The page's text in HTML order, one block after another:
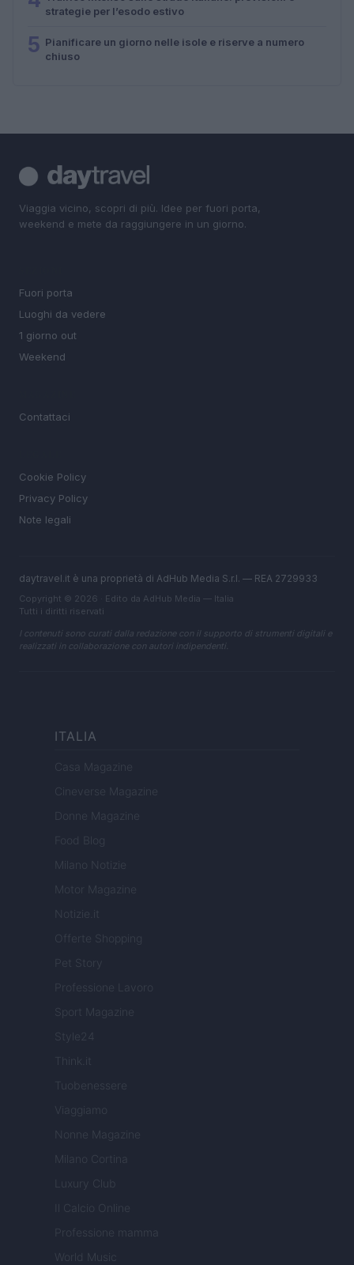
strategie per l’esodo estivo
5 Pianificare un giorno nelle isole e riserve a numero
chiuso
Viaggia vicino, scopri di più. Idee per fuori porta,
weekend e mete da raggiungere in un giorno.
Fuori porta
Luoghi da vedere
1 giorno out
Weekend
Contattaci
Cookie Policy
Privacy Policy
Note legali
daytravel.it è una proprietà di AdHub Media S.r.l. — REA 2729933
Copyright © 2026 · Edito da AdHub Media — Italia
Tutti i diritti riservati
I contenuti sono curati dalla redazione con il supporto di strumenti digitali e
realizzati in collaborazione con autori indipendenti.
ITALIA
Casa Magazine
Cineverse Magazine
Donne Magazine
Food Blog
Milano Notizie
Motor Magazine
Notizie.it
Offerte Shopping
Pet Story
Professione Lavoro
Sport Magazine
Style24
Think.it
Tuobenessere
Viaggiamo
Nonne Magazine
Milano Cortina
Luxury Club
Il Calcio Online
Professione mamma
World Music